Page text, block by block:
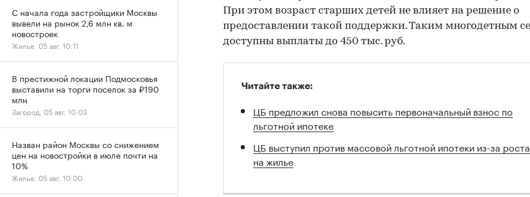
При этом возраст старших детей не влияет на решение о
предоставлении такой поддержки. Таким многодетным
доступны выплаты до 450 тыс. руб.
Читайте также:
ЦБ предложил снова повысить первоначальный взнос по
льготной ипотеке
ЦБ выступил против массовой льготной ипотеки из-за
на жилье
С начала года застройщики Москвы
вывели на рынок 2,6 млн кв. м
новостроек
Жилье, 05 авг, 10:11
В престижной локации Подмосковья
выставили на торги поселок за ₽190
млн
Загород, 05 авг, 10:03
Назван район Москвы со снижением
цен на новостройки в июле почти на
10%
Жилье, 05 авг, 10:00